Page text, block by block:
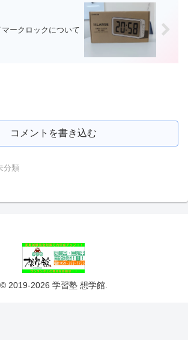
ークロックについて
コメントを書き込む
分類
© 2019-2026 学習塾 想学館.